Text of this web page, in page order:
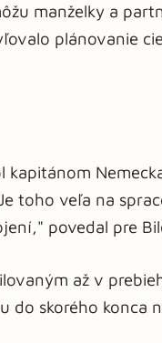
manželky a
plánovanie
toho veľa na
povedal pre
až v
do skorého konca